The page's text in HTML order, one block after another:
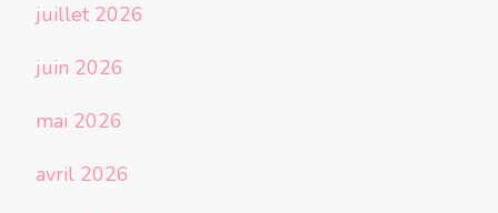
juillet 2026
juin 2026
mai 2026
avril 2026